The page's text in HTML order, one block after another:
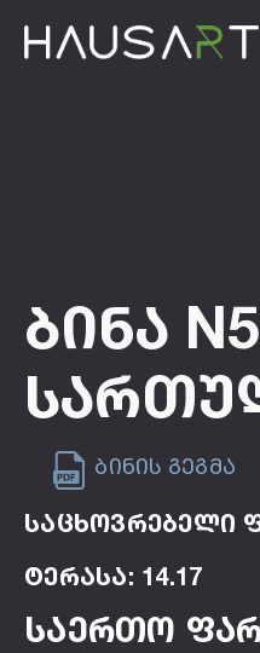
Ბინა
ბინის გეგმა
საცხოვრებელი
ტერასა: 14.17
საერთო